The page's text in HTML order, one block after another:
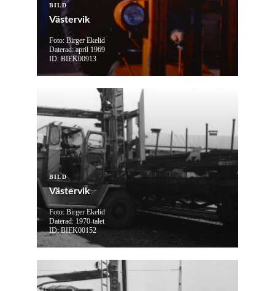
BILD
Västervik
Foto: Birger Ekelid
Daterad: april 1969
ID: BIEK00913
BILD
Västervik
Foto: Birger Ekelid
Daterad: 1970-talet
ID: BIEK00152